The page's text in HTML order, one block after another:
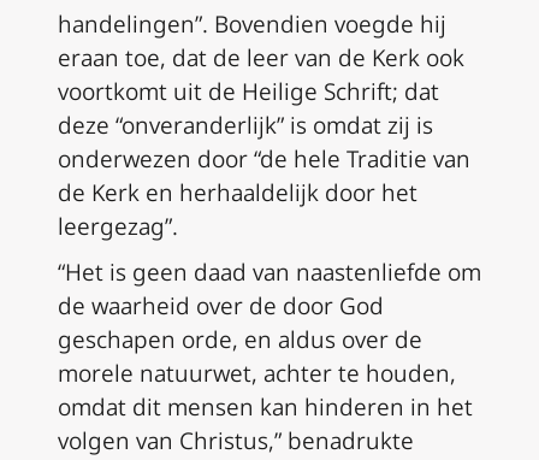
handelingen”. Bovendien voegde hij
eraan toe, dat de leer van de Kerk ook
voortkomt uit de Heilige Schrift; dat
deze “onveranderlijk” is omdat zij is
onderwezen door “de hele Traditie van
de Kerk en herhaaldelijk door het
leergezag”.
“Het is geen daad van naastenliefde om
de waarheid over de door God
geschapen orde, en aldus over de
morele natuurwet, achter te houden,
omdat dit mensen kan hinderen in het
volgen van Christus,” benadrukte